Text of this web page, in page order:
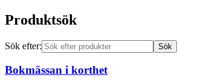
Produktsök
Sök efter:
Bokmässan i korthet